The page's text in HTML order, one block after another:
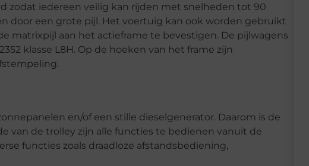
zodat iedereen veilig kan rijden met snelheden tot 90
door een grote pijl. Het voertuig kan ook worden gebruikt
matrixpijl aan het actieframe te bevestigen. De pijlwagens
klasse L8H. Op de hoeken van het frame zijn
en/of een stille dieselgenerator. Daarom is de
van de trolley zijn alle functies te bedienen vanuit de
functies zoals draadloze afstandsbediening,